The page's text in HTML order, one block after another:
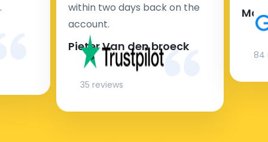
within two days back on the
account.
Pieter Van den broeck
35 reviews
84